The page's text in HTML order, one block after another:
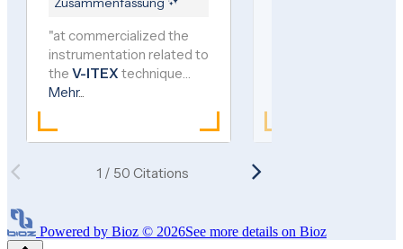
Powered by Bioz © 2026See more details on Bioz